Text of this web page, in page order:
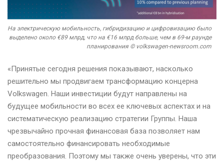
На электрическую мобильность, гибридизацию и цифровизацию было
выделено около €89 млрд, что на €16 млрд больше, чем в 69-м раунде
планирования © volkswagen-newsroom.com
«Принятые сегодня решения показывают, насколько
решительно мы продвигаем трансформацию концерна
Volkswagen. Наши инвестиции будут направлены на
будущее мобильности во всех ее ключевых аспектах и ​​на
систематическую реализацию стратегии Группы. Наша
чрезвычайно прочная финансовая база позволяет нам
самостоятельно финансировать необходимые
преобразования. Поэтому мы также очень уверены, что эти